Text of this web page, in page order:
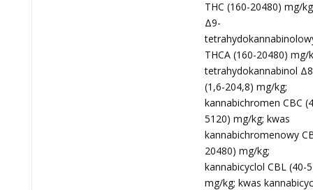
THC (160-20480) mg/
Δ9-
THCA (160-20480) mg/
tetrahydokannabinol
(1,6-204,8) mg/kg;
kannabichromen CBC
5120) mg/kg; kwas
kannabichromenowy
20480) mg/kg;
kannabicyclol CBL (40-
mg/kg; kwas